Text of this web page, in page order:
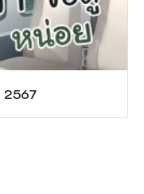
2567